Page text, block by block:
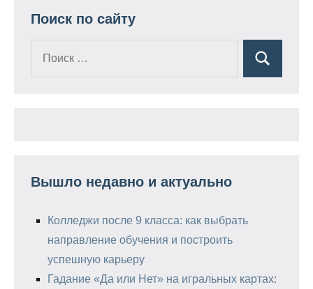
Поиск по сайту
Поиск
Вышло недавно и актуально
Колледжи после 9 класса: как выбрать
направление обучения и построить
успешную карьеру
Гадание «Да или Нет» на игральных картах: